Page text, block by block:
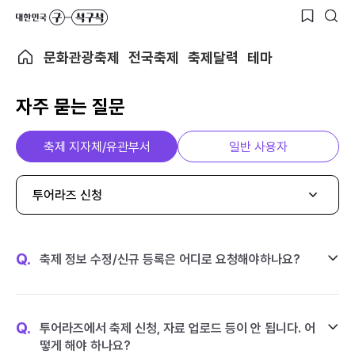
문화관광축제 전국축제 축제달력 테마
자주 묻는 질문
축제 지자체/유관부서 일반 사용자
투어라즈 신청
Q. 축제 정보 수정/신규 등록은 어디로 요청해야하나요?
Q.
투어라즈에서 축제 신청, 자료 업로드 등이 안 됩니다. 어
떻게 해야 하나요?